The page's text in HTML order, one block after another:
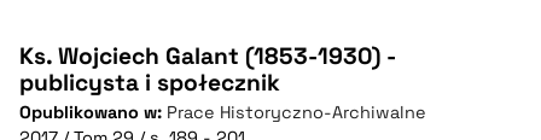
Ks. Wojciech Galant (1853-1930) -
publicysta i społecznik
Opublikowano w: Prace Historyczno-Archiwalne